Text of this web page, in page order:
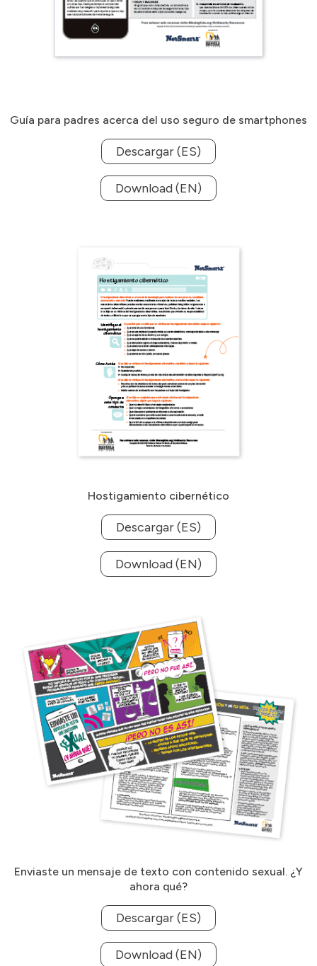
Guía para padres acerca del uso seguro de smartphones
Descargar (ES)
Download (EN)
Hostigamiento cibernético
Descargar (ES)
Download (EN)
Enviaste un mensaje de texto con contenido sexual. ¿Y
ahora qué?
Descargar (ES)
Download (EN)